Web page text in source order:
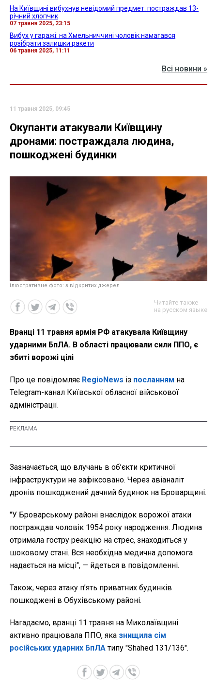
На Київщині вибухнув невідомий предмет: постраждав 13-
річний хлопчик
07 травня 2025, 23:15
Вибух у гаражі: на Хмельниччині чоловік намагався
розібрати залишки ракети
06 травня 2025, 11:11
Всі новини »
11 травня 2025, 09:45
Окупанти атакували Київщину
дронами: постраждала людина,
пошкоджені будинки
ілюстративне фото: з відкритих джерел
Читайте также
на русском языке
Вранці 11 травня армія РФ атакувала Київщину
ударними БпЛА. В області працювали сили ППО, є
збиті ворожі цілі
Про це повідомляє RegioNews із посланням на
Telegram-канал Київської обласної військової
адміністрації.
Зазначається, що влучань в об’єкти критичної
інфраструктури не зафіксовано. Через авіаналіт
дронів пошкоджений дачний будинок на Броварщині.
"У Броварському районі внаслідок ворожої атаки
постраждав чоловік 1954 року народження. Людина
отримала гостру реакцію на стрес, знаходиться у
шоковому стані. Вся необхідна медична допомога
надається на місці", — йдеться в повідомленні.
Також, через атаку п’ять приватних будинків
пошкоджені в Обухівському районі.
Нагадаємо, вранці 11 травня на Миколаївщині
активно працювала ППО, яка знищила сім
російських ударних БпЛАтипу "Shahed 131/136".